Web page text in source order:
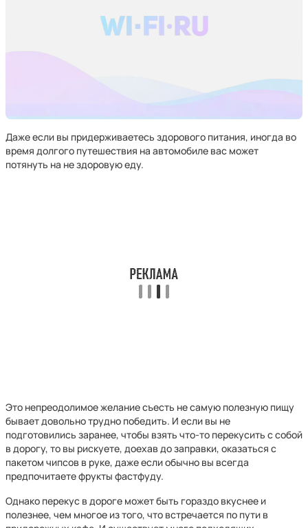
Даже если вы придерживаетесь здорового питания, иногда во
время долгого путешествия на автомобиле вас может
потянуть на не здоровую еду.
Это непреодолимое желание съесть не самую полезную пищу
бывает довольно трудно победить. И если вы не
подготовились заранее, чтобы взять что-то перекусить с собой
в дорогу, то вы рискуете, доехав до заправки, оказаться с
пакетом чипсов в руке, даже если обычно вы всегда
предпочитаете фрукты фастфуду.
Однако перекус в дороге может быть гораздо вкуснее и
полезнее, чем многое из того, что встречается по пути в